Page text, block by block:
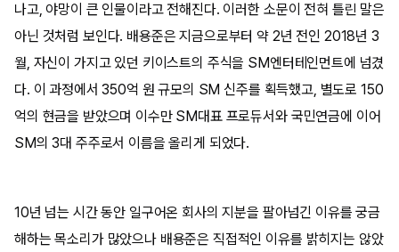
나고, 야망이 큰 인물이라고 전해진다. 이러한 소문이 전혀 틀린 말은
아닌 것처럼 보인다. 배용준은 지금으로부터 약 2년 전인 2018년 3
월, 자신이 가지고 있던 키이스트의 주식을 SM엔터테인먼트에 넘겼
다. 이 과정에서 350억 원 규모의 SM 신주를 획득했고, 별도로 150
억의 현금을 받았으며 이수만 SM대표 프로듀서와 국민연금에 이어
SM의 3대 주주로서 이름을 올리게 되었다.
10년 넘는 시간 동안 일구어온 회사의 지분을 팔아넘긴 이유를 궁금
해하는 목소리가 많았으나 배용준은 직접적인 이유를 밝히지는 않았